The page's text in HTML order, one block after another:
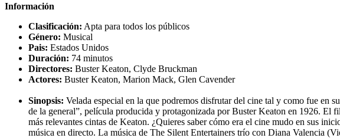
Información
Clasificación: Apta para todos los públicos
Género: Musical
Pais: Estados Unidos
Duración: 74 minutos
Directores: Buster Keaton, Clyde Bruckman
Actores: Buster Keaton, Marion Mack, Glen Cavender
Sinopsis: Velada especial en la que podremos disfrutar del cine tal y como fue en
de la general”, película producida y protagonizada por Buster Keaton en 1926. El
más relevantes cintas de Keaton. ¿Quieres saber cómo era el cine mudo en sus
música en directo. La música de The Silent Entertainers trío con Diana Valencia